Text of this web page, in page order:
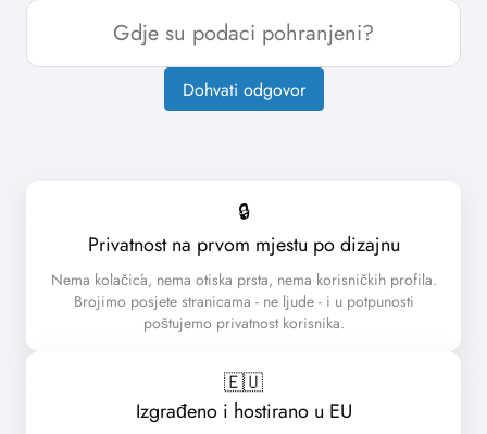
Dohvati odgovor
🔒
Privatnost na prvom mjestu po dizajnu
Nema kolačića, nema otiska prsta, nema korisničkih profila.
Brojimo posjete stranicama - ne ljude - i u potpunosti
poštujemo privatnost korisnika.
🇪🇺️
Izgrađeno i hostirano u EU